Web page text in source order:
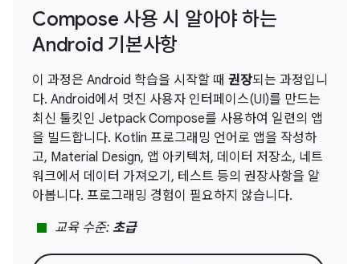
Compose 사용 시 알아야 하는
Android 기본사항
이 과정은 Android 학습을 시작할 때 권장되는 과정입니
다. Android에서 멋진 사용자 인터페이스(UI)를 만드는
최신 툴킷인 Jetpack Compose를 사용하여 일련의 앱
을 빌드합니다. Kotlin 프로그래밍 언어로 앱을 작성하
고, Material Design, 앱 아키텍처, 데이터 저장소, 네트
워크에서 데이터 가져오기, 테스트 등의 권장사항을 알
아봅니다. 프로그래밍 경험이 필요하지 않습니다.
stop 교육 수준: 초급